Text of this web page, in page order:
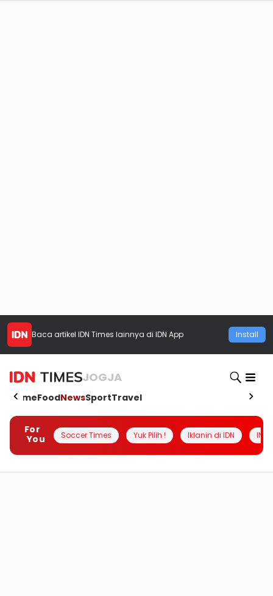
Baca artikel IDN Times lainnya di IDN App Install
JOGJA
HomeFoodNewsSportTravel
For
You
Soccer Times Yuk Pilih ! Iklanin di IDN